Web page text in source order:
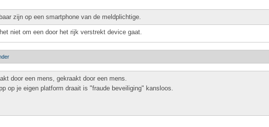
zijn op een smartphone van de meldplichtige.
niet om een door het rijk verstrekt device gaat.
door een mens, gekraakt door een mens.
op je eigen platform draait is "fraude beveiliging" kansloos.